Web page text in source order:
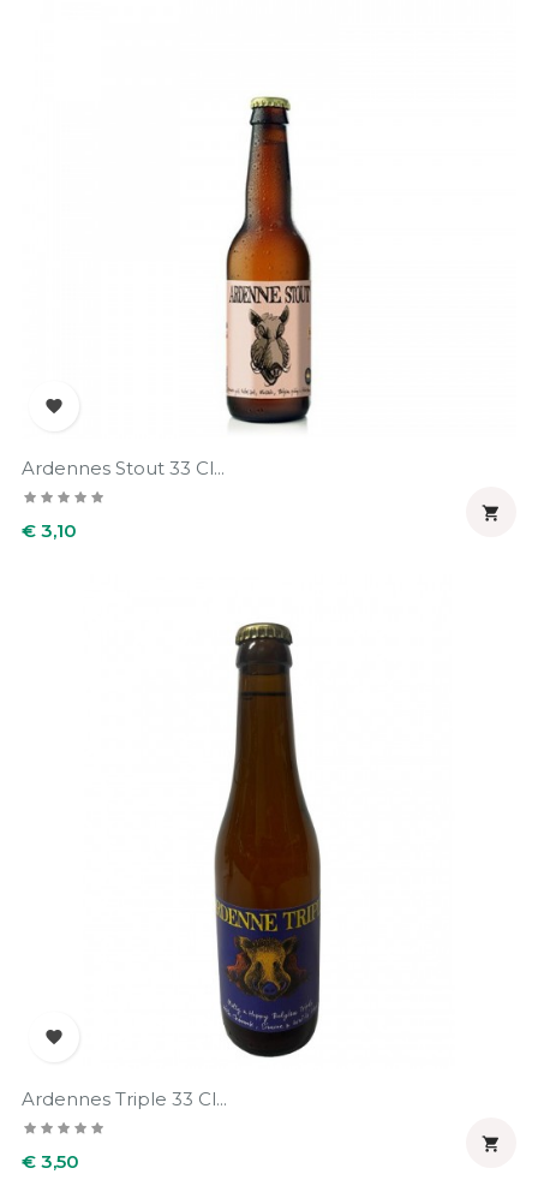

Ardennes Stout 33 Cl...
Prijs
€ 3,10


Ardennes Triple 33 Cl...
Prijs
€ 3,50
